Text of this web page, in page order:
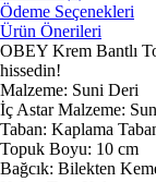
Ödeme Seçenekleri
Ürün Önerileri
OBEY Krem Bantlı
hissedin!
Malzeme: Suni Deri
İç Astar Malzeme:
Taban: Kaplama
Topuk Boyu: 10 cm
Bağcık: Bilekten